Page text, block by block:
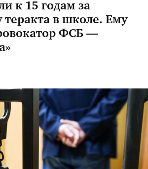
к 15 годам за
теракта в школе. Ему
ФСБ —